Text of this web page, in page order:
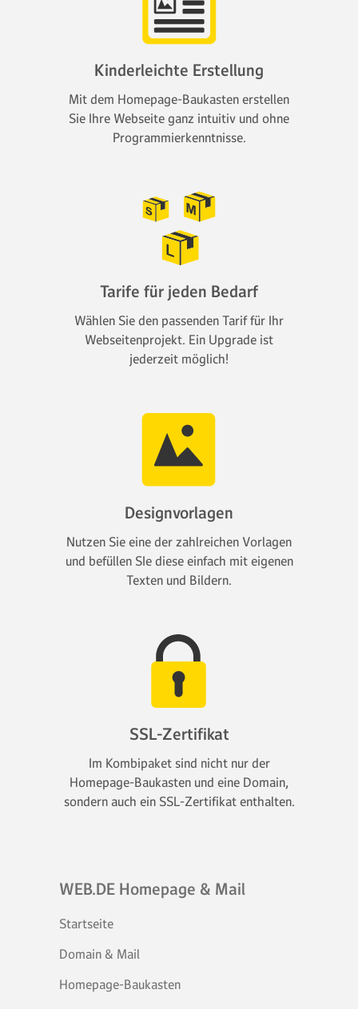
Kinderleichte Erstellung
Mit dem Homepage-Baukasten erstellen
Sie Ihre Webseite ganz intuitiv und ohne
Programmierkenntnisse.
Tarife für jeden Bedarf
Wählen Sie den passenden Tarif für Ihr
Webseitenprojekt. Ein Upgrade ist
jederzeit möglich!
Designvorlagen
Nutzen Sie eine der zahlreichen Vorlagen
und befüllen SIe diese einfach mit eigenen
Texten und Bildern.
SSL-Zertifikat
Im Kombipaket sind nicht nur der
Homepage-Baukasten und eine Domain,
sondern auch ein SSL-Zertifikat enthalten.
WEB.DE Homepage & Mail
Startseite
Domain & Mail
Homepage-Baukasten